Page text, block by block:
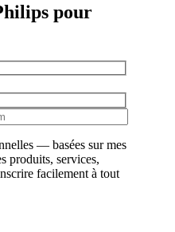
pour
— basées sur mes
produits, services,
facilement à tout